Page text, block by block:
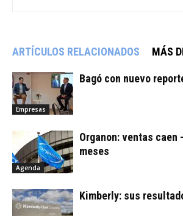
ARTÍCULOS RELACIONADOS MÁS
Empresas
Bagó con nuevo
Agenda
Organon: ventas caen
meses
Kimberly: sus